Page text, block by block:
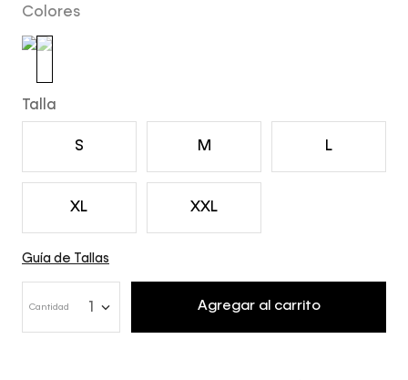
Colores
Talla
S M L
XL XXL
Guía de Tallas
Cantidad Agregar al carrito